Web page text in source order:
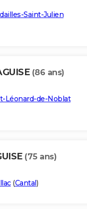
Saint-Julien
(86 ans)
Léonard-de-Noblat
(75 ans)
(Cantal)